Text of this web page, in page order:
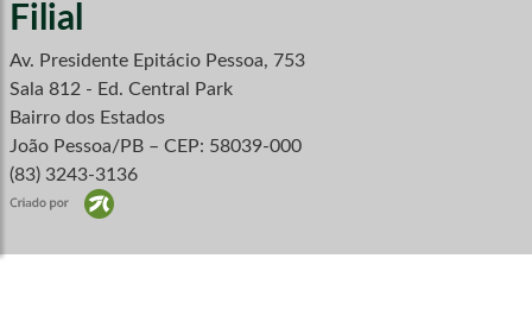
Filial
Av. Presidente Epitácio Pessoa, 753
Sala 812 - Ed. Central Park
Bairro dos Estados
João Pessoa/PB – CEP: 58039-000
(83) 3243-3136